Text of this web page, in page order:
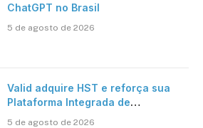
ChatGPT no Brasil
5 de agosto de 2026
Valid adquire HST e reforça sua
Plataforma Integrada de
5 de agosto de 2026